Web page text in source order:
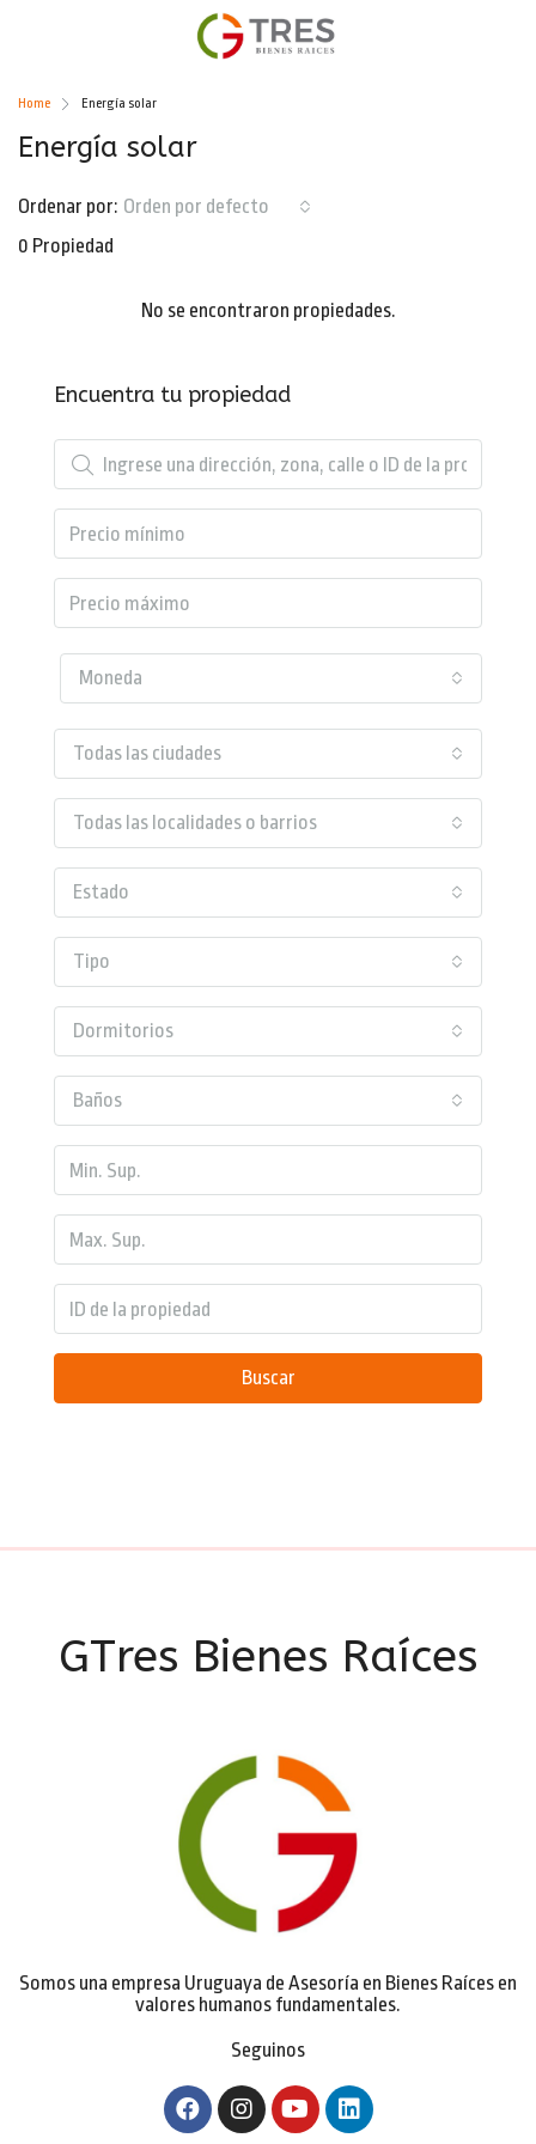
Home Energía solar
Energía solar
0 Propiedad
Ordenar por: Orden por defecto
No se encontraron propiedades.
Encuentra tu propiedad
Moneda
Todas las ciudades
Todas las localidades o barrios
Estado
Tipo
Dormitorios
Baños
Buscar
GTres Bienes Raíces
Somos una empresa Uruguaya de Asesoría en Bienes Raíces en
valores humanos fundamentales.
Seguinos